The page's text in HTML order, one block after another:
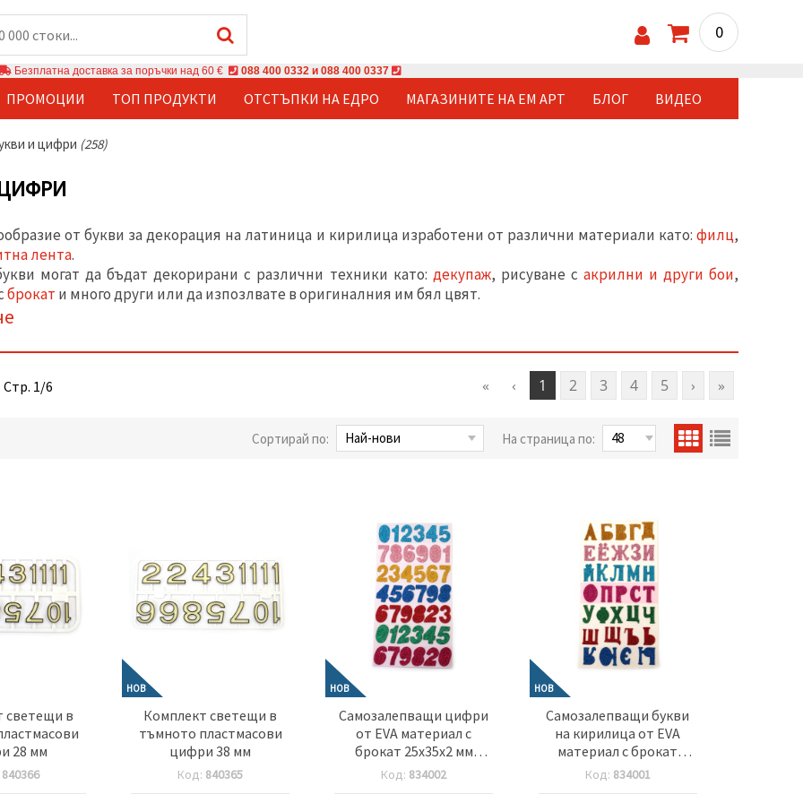
0
Безплатна доставка за поръчки над 60 € 088 400 0332 и 088 400 0337
ПРОМОЦИИ ТОП ПРОДУКТИ ОТСТЪПКИ НА ЕДРО МАГАЗИНИТЕ НА ЕМ АРТ БЛОГ ВИДЕО
и цифри (258)
от букви за декорация на латиница и кирилица изработени от различни материали като: филц,
лента.
могат да бъдат декорирани с различни техники като: декупаж, рисуване с акрилни и други бои,
брокат и много други или да изпозлвате в оригиналния им бял цвят.
« ‹ 1 2 3 4 5 › »
Стр. 1/6
Сортирай по: На страница по:
светещи в
28 мм
840366
НОВ
Комплект светещи в
тъмното пластмасови
цифри 38 мм
Код: 840365
НОВ
Самозалепващи цифри
от EVA материал с
брокат 25x35x2 мм
цветни -42 цифри
Код: 834002
НОВ
Самозалепващи букви
на кирилица от EVA
материал с брокат
25x35x2 мм цветни -33
букви
Код: 834001